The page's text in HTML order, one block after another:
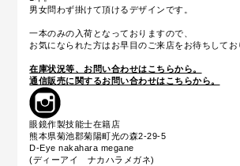
男女問わず掛けて頂けるデザインです。
一本のみの入荷となっておりますので、
お気になられた方はお早目のご来店をお待ちしてお
在庫状況等、お問い合わせはこちらから。
通信販売に関するお問い合わせはこちらから。
眼鏡作製技能士在籍店
熊本県菊池郡菊陽町光の森2-29-5
D-Eye nakahara megane
(ディーアイ ナカハラメガネ)